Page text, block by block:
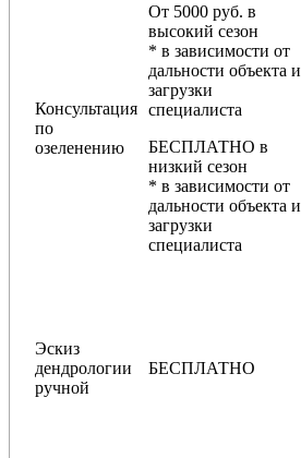
Консультация
по
озеленению
От 5000 руб. в
высокий сезон
* в зависимости от
дальности объекта и
загрузки
специалиста
БЕСПЛАТНО в
низкий сезон
* в зависимости от
дальности объекта и
загрузки
специалиста
Эскиз
дендрологии
ручной
БЕСПЛАТНО